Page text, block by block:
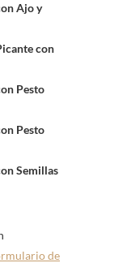
Ajo y
con
Pesto
Pesto
Semillas
de